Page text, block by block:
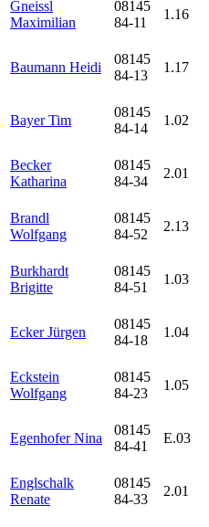
Gneissl
Maximilian
08145
84-11
1.16
Baumann Heidi
08145
84-13
1.17
Bayer Tim
08145
84-14
1.02
Becker
Katharina
08145
84-34
2.01
Brandl
Wolfgang
08145
84-52
2.13
Burkhardt
Brigitte
08145
84-51
1.03
Ecker Jürgen
08145
84-18
1.04
Eckstein
Wolfgang
08145
84-23
1.05
Egenhofer Nina
08145
84-41
E.03
Englschalk
Renate
08145
84-33
2.01